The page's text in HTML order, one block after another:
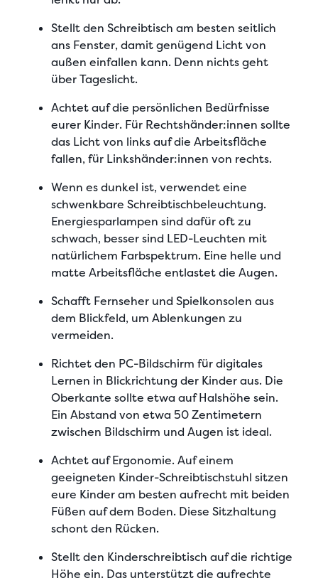
Stellt den Schreibtisch am besten seitlich
ans Fenster, damit genügend Licht von
außen einfallen kann. Denn nichts geht
über Tageslicht.
Achtet auf die persönlichen Bedürfnisse
eurer Kinder. Für Rechtshänder:innen sollte
das Licht von links auf die Arbeitsfläche
fallen, für Linkshänder:innen von rechts.
Wenn es dunkel ist, verwendet eine
schwenkbare Schreibtischbeleuchtung.
Energiesparlampen sind dafür oft zu
schwach, besser sind LED-Leuchten mit
natürlichem Farbspektrum. Eine helle und
matte Arbeitsfläche entlastet die Augen.
Schafft Fernseher und Spielkonsolen aus
dem Blickfeld, um Ablenkungen zu
vermeiden.
Richtet den PC-Bildschirm für digitales
Lernen in Blickrichtung der Kinder aus. Die
Oberkante sollte etwa auf Halshöhe sein.
Ein Abstand von etwa 50 Zentimetern
zwischen Bildschirm und Augen ist ideal.
Achtet auf Ergonomie. Auf einem
geeigneten Kinder-Schreibtischstuhl sitzen
eure Kinder am besten aufrecht mit beiden
Füßen auf dem Boden. Diese Sitzhaltung
schont den Rücken.
Stellt den Kinderschreibtisch auf die richtige
Höhe ein. Das unterstützt die aufrechte